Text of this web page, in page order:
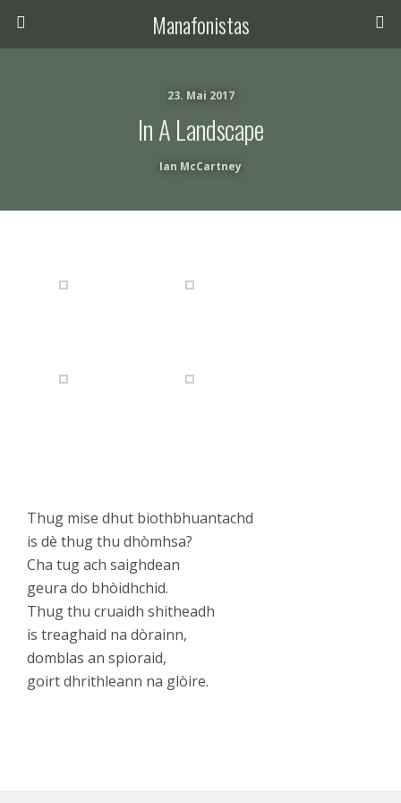
Manafonistas
23. Mai 2017
In A Landscape
Ian McCartney
Thug mise dhut biothbhuantachd
is dè thug thu dhòmhsa?
Cha tug ach saighdean
geura do bhòidhchid.
Thug thu cruaidh shitheadh
is treaghaid na dòrainn,
domblas an spioraid,
goirt dhrithleann na glòire.